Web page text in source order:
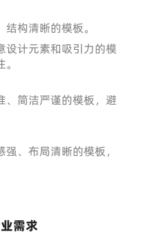
构清晰的模板。
设计元素和吸引力的模
、简洁严谨的模板，避
强、布局清晰的模板，
需求